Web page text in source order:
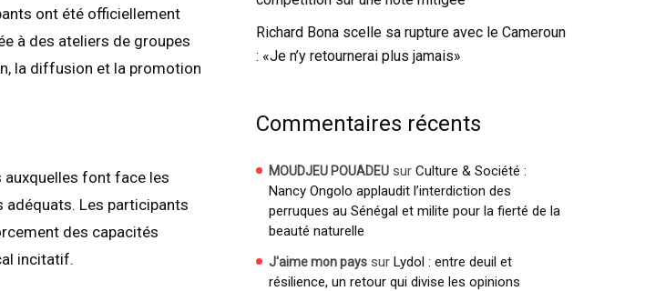
ont été officiellement
à des ateliers de groupes
la diffusion et la promotion
font face les
adéquats. Les participants
des capacités
incitatif.
Richard Bona scelle sa rupture avec le Cameroun
: «Je n’y retournerai plus jamais»
Commentaires récents
MOUDJEU POUADEU sur Culture & Société :
Nancy Ongolo applaudit l’interdiction des
perruques au Sénégal et milite pour la fierté de la
beauté naturelle
J'aime mon pays sur Lydol : entre deuil et
résilience, un retour qui divise les opinions